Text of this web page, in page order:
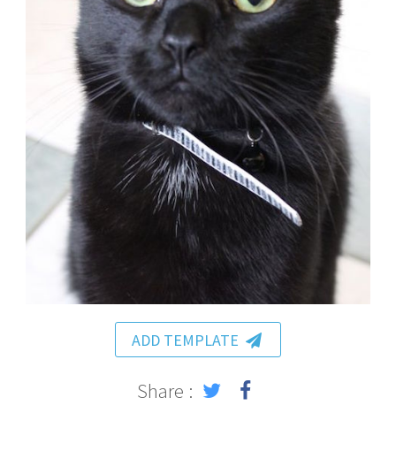
ADD TEMPLATE
Share :